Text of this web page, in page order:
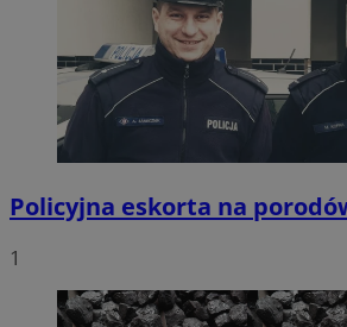
Policyjna eskorta na
1